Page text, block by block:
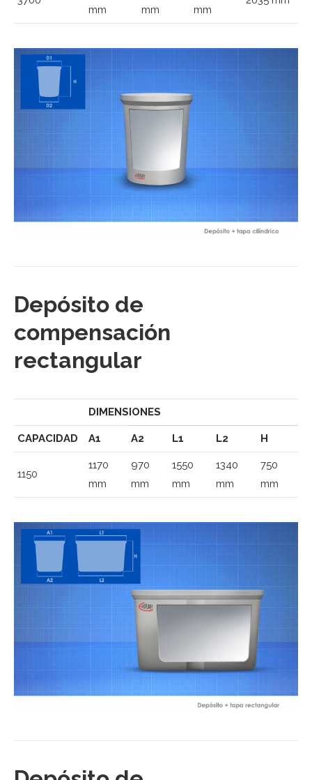
mm
mm
mm
Depósito de
compensación
rectangular
DIMENSIONES
CAPACIDAD A1 A2 L1 L2 H
1150
1170
mm
970
mm
1550
mm
1340
mm
750
mm